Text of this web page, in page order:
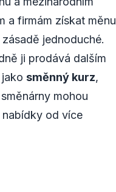
a firmám získat měnu
jednoduché.
ji prodává dalším
směnný kurz,
mohou
od více